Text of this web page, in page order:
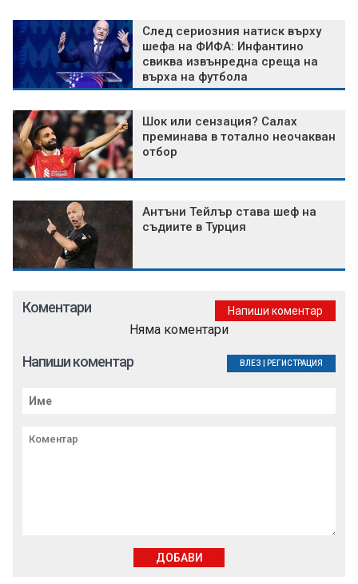
След сериозния натиск върху
шефа на ФИФА: Инфантино
свиква извънредна среща на
върха на футбола
Шок или сензация? Салах
преминава в тотално неочакван
отбор
Антъни Тейлър става шеф на
съдиите в Турция
Коментари Напиши коментар
Няма коментари
Напиши коментар ВЛЕЗ РЕГИСТРАЦИЯ
ДОБАВИ